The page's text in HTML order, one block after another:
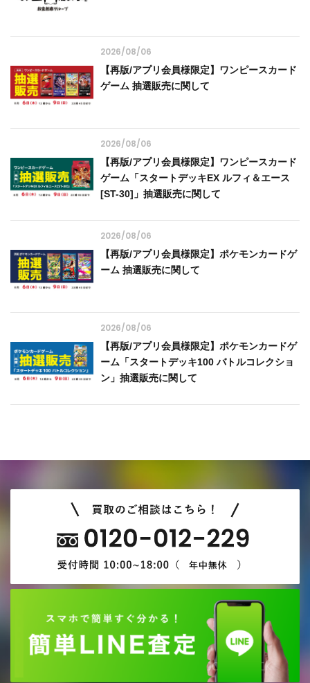
2026/08/06
【再版/アプリ会員様限定】ワンピースカード
ゲーム 抽選販売に関して
2026/08/06
【再版/アプリ会員様限定】ワンピースカード
ゲーム「スタートデッキEX ルフィ＆エース
[ST-30]」抽選販売に関して
2026/08/06
【再版/アプリ会員様限定】ポケモンカードゲ
ーム 抽選販売に関して
2026/08/06
【再版/アプリ会員様限定】ポケモンカードゲ
ーム「スタートデッキ100 バトルコレクショ
ン」抽選販売に関して